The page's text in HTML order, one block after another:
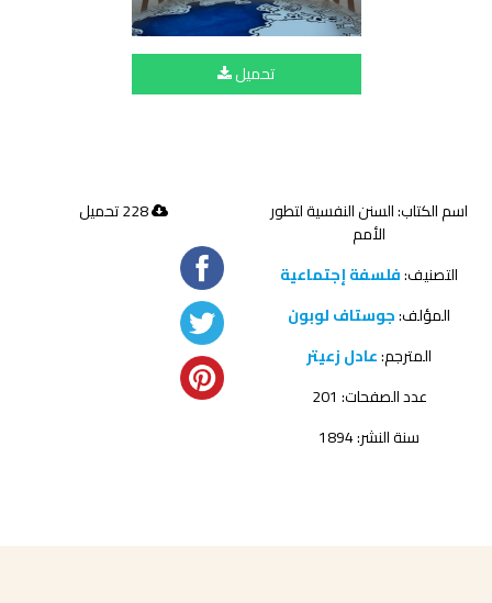
تحميل
اسم الكتاب: السنن النفسية لتطور
الأمم
التصنيف:فلسفة إجتماعية
المؤلف:جوستاف لوبون
المترجم:عادل زعيتر
عدد الصفحات: 201
سنة النشر: 1894
228 تحميل